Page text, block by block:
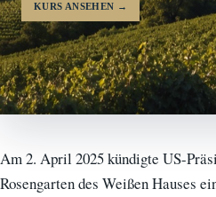
KURS ANSEHEN →
Am 2. April 2025 kündigte US-
Rosengarten des Weißen Hauses